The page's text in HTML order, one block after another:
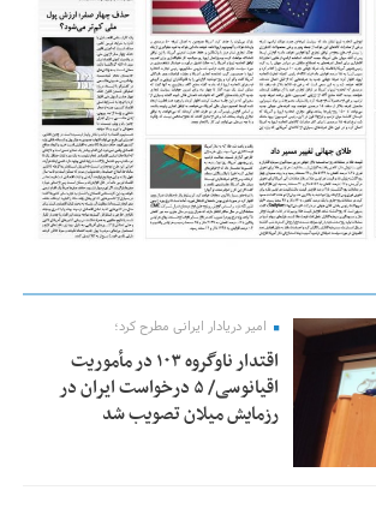
امیر دریادار ایرانی مطرح کرد؛
اقتدار ناوگروه ۱۰۳ در مأموریت‌
اقیانوسی/ ۵ درخواست ایران در
رزمایش میلان تصویب شد